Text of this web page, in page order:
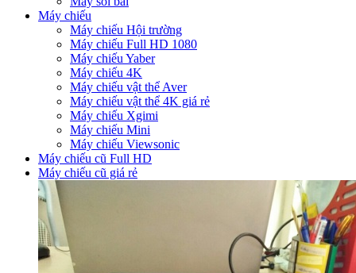
Máy chiếu
Máy chiếu Hội trường
Máy chiếu Full HD 1080
Máy chiếu Yaber
Máy chiếu 4K
Máy chiếu vật thể Aver
Máy chiếu vật thể 4K giá rẻ
Máy chiếu Xgimi
Máy chiếu Mini
Máy chiếu Viewsonic
Máy chiếu cũ Full HD
Máy chiếu cũ giá rẻ